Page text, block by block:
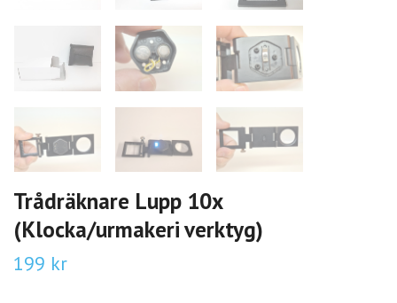
Trådräknare Lupp 10x
(Klocka/urmakeri verktyg)
199 kr